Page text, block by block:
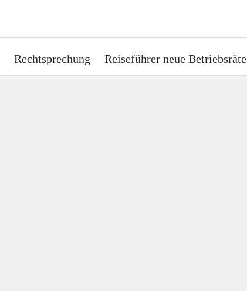
Rechtsprechung Reiseführer neue Betriebsräte